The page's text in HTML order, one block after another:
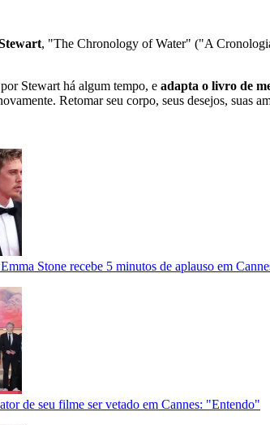
, "The Chronology of Water" ("A
Stewart há algum tempo, e adapta o livro de
Retomar seu corpo, seus desejos,
Stone recebe 5 minutos de aplauso em
de seu filme ser vetado em Cannes: "Entendo"